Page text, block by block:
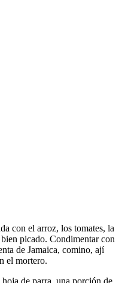
con el arroz, los tomates, la
picado. Condimentar con
de Jamaica, comino, ají
el mortero.